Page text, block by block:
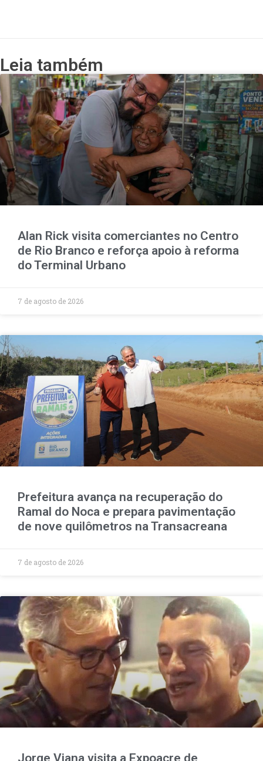
Leia também
Alan Rick visita comerciantes no Centro
de Rio Branco e reforça apoio à reforma
do Terminal Urbano
7 de agosto de 2026
Prefeitura avança na recuperação do
Ramal do Noca e prepara pavimentação
de nove quilômetros na Transacreana
7 de agosto de 2026
Jorge Viana visita a Expoacre de